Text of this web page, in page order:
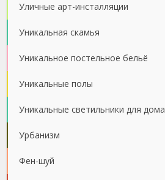
Уличные арт-инсталляции
Уникальная скамья
Уникальное постельное бельё
Уникальные полы
Уникальные светильники для дома
Урбанизм
Фен-шуй